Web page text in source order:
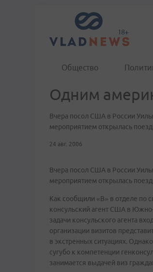
Общество
Одним
Вчера посол США в России
мероприятием открылась
24 авг. 2006
Вчера посол США в России
мероприятием открылась
Как сообщили «В» в отделе по
консульский агент США в Южно-
задачи консульского агента
организации визитов
в экстренных ситуациях.
сугубо к компетенции
занимается выдачей виз